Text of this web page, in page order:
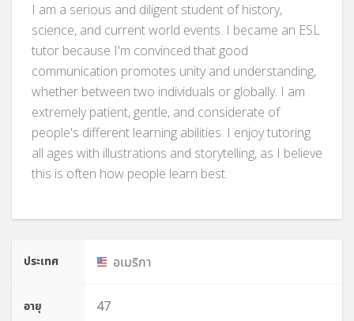
I am a serious and diligent student of history,
science, and current world events. I became an ESL
tutor because I'm convinced that good
communication promotes unity and understanding,
whether between two individuals or globally. I am
extremely patient, gentle, and considerate of
people's different learning abilities. I enjoy tutoring
all ages with illustrations and storytelling, as I believe
this is often how people learn best.
ประเทศ อเมริกา
อายุ 47